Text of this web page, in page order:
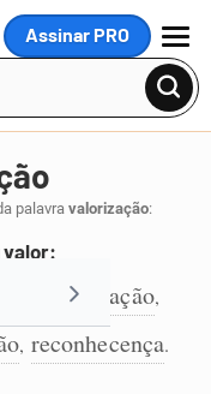
Assinar PRO
MENU
palavravalorização:
valor:
apreciação,
, reconhecença.